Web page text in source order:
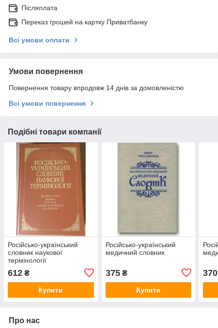
Післяплата
Переказ грошей на картку Приватбанку
Всі умови оплати
Умови повернення
Повернення товару впродовж 14 днів за домовленістю
Всі умови повернення
Подібні товари компанії
Російсько-український
словник наукової
термінології
612 ₴
Купити
Російсько-український
медичний словник
375₴
Купити
370
Про нас